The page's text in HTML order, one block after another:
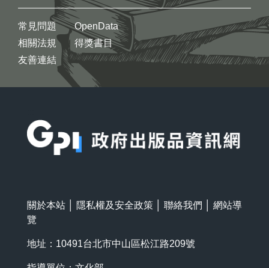
常見問題
相關法規
友善連結
OpenData
得獎書目
關於本站 隱私權及安全政策 聯絡我們
網站導
覽
地址：10491台北市中山區松江路209號